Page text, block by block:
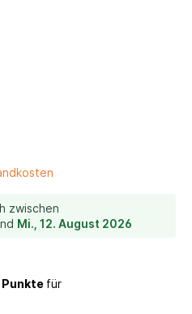
zwischen
Mi., 12. August 2026
für